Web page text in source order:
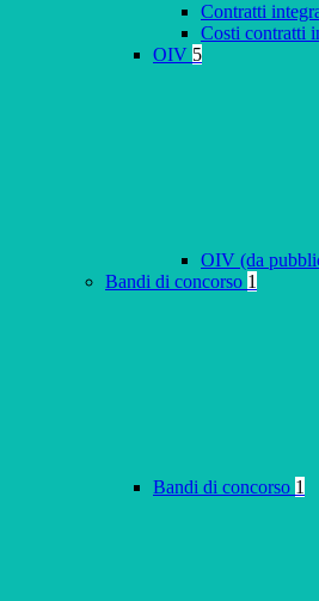
Contratti
Costi contratti
OIV 5
OIV (da
Bandi di concorso 1
Bandi di concorso 1